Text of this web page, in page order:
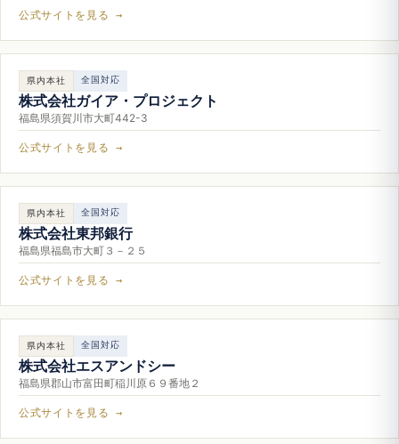
公式サイトを見る →
県内本社 全国対応
株式会社ガイア・プロジェクト
福島県須賀川市大町442-3
公式サイトを見る →
県内本社 全国対応
株式会社東邦銀行
福島県福島市大町３－２５
公式サイトを見る →
県内本社 全国対応
株式会社エスアンドシー
福島県郡山市富田町稲川原６９番地２
公式サイトを見る →